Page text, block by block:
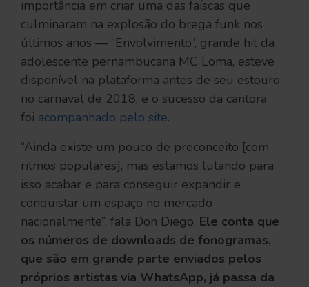
importância em criar uma das faíscas que
culminaram na explosão do brega funk nos
últimos anos — “Envolvimento”, grande hit da
adolescente pernambucana MC Loma, esteve
disponível na plataforma antes de seu estouro
no carnaval de 2018, e o sucesso da cantora
foi acompanhado pelo site.
“Ainda existe um pouco de preconceito [com
ritmos populares], mas estamos lutando para
isso acabar e para conseguir expandir e
conquistar um espaço no mercado
nacionalmente”, fala Don Diego. Ele conta que
os números de downloads de fonogramas,
que são em grande parte enviados pelos
próprios artistas via WhatsApp, já passa da